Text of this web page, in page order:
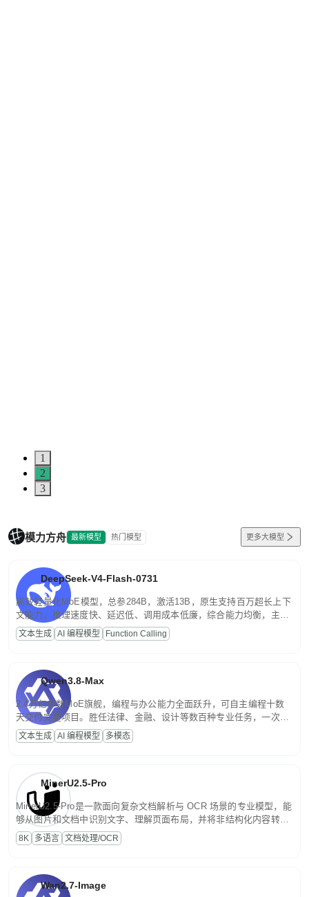
1
2
3
模力方舟 最新模型 热门模型 更多大模型
DeepSeek-V4-Flash-0731
高效轻量化MoE模型，总参284B，激活13B，原生支持百万超长上下
文能力。推理速度快、延迟低、调用成本低廉，综合能力均衡，主打
高并发、轻量化任务，适合日常对话、内容创作、基础 RAG、批量
文案处理等普惠刚需场景。
文本生成 AI 编程模型 Function Calling
Qwen3.8-Max
2.4万亿参数MoE旗舰，编程与办公能力全面跃升，可自主编程十数
天交付完整项目。胜任法律、金融、设计等数百种专业任务，一次对
话端到端交付生产级成果。原生视觉理解贯穿规划、执行与验证全流
程，支持超长文档与长视频的深度语义解析。长程任务中自主规划与
文本生成 AI 编程模型 多模态
MinerU2.5-Pro
MinerU2.5-Pro是一款面向复杂文档解析与 OCR 场景的专业模型，能
够从图片和文档中识别文字、理解页面布局，并将非结构化内容转换
为便于存储、检索和二次处理的结构化结果。
8K 多语言 文档处理/OCR
Wan2.7-Image